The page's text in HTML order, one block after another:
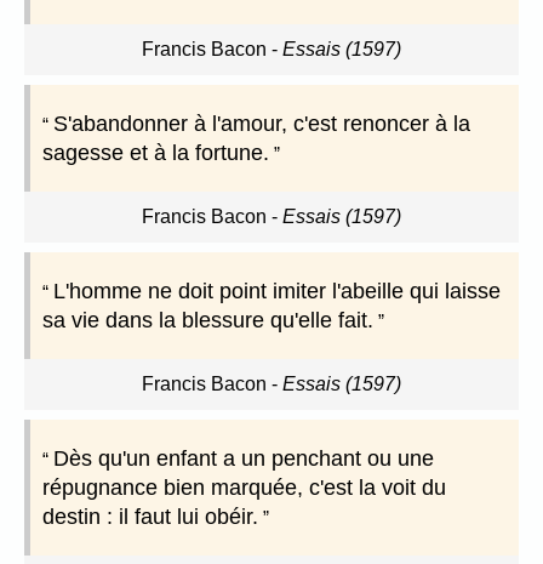
Francis Bacon - Essais (1597)
S'abandonner à l'amour, c'est renoncer à la
sagesse et à la fortune.
Francis Bacon - Essais (1597)
L'homme ne doit point imiter l'abeille qui laisse
sa vie dans la blessure qu'elle fait.
Francis Bacon - Essais (1597)
Dès qu'un enfant a un penchant ou une
répugnance bien marquée, c'est la voit du
destin : il faut lui obéir.